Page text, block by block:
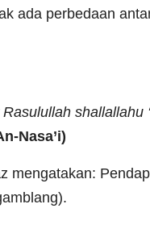
ada perbedaan
Rasulullah
Nasa’i)
mengatakan: